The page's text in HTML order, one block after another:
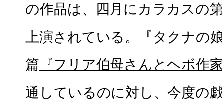
の作品は、四月にカラカスの
上演されている。『タクナの
篇 『フリア伯母さんとヘボ作
通しているのに対し、今度の